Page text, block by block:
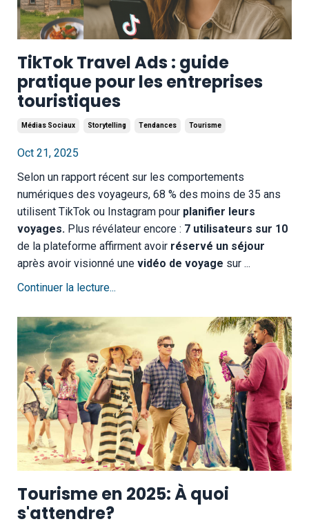
TikTok Travel Ads : guide
pratique pour les entreprises
touristiques
Médias Sociaux Storytelling Tendances Tourisme
Oct 21, 2025
Selon un rapport récent sur les comportements
numériques des voyageurs, 68 % des moins de 35 ans
utilisent TikTok ou Instagram pour planifier leurs
voyages. Plus révélateur encore : 7 utilisateurs sur 10
de la plateforme affirment avoir réservé un séjour
après avoir visionné une vidéo de voyage sur ...
Continuer la lecture...
Tourisme en 2025: À quoi
s'attendre?